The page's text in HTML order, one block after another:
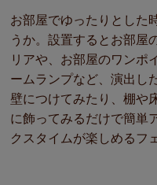
お部屋でゆったりとした
うか。設置するとお部屋
リアや、お部屋のワンポ
ームランプなど、演出し
壁につけてみたり、棚や
に飾ってみるだけで簡単
クスタイムが楽しめるフ